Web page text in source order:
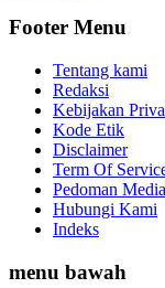
Footer Menu
Tentang kami
Redaksi
Kebijakan
Kode Etik
Disclaimer
Term Of
Pedoman
Hubungi Kami
Indeks
menu bawah